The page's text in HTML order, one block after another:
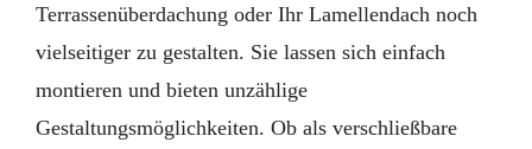
Terrassenüberdachung oder Ihr Lamellendach noch
vielseitiger zu gestalten. Sie lassen sich einfach
montieren und bieten unzählige
Gestaltungsmöglichkeiten. Ob als verschließbare